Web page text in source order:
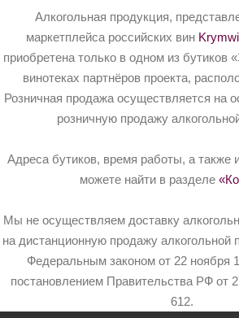
Алкогольная продукция,
маркетплейса российских вин
приобретена только в одном из бутиков
винотеках партнёров проекта,
Розничная продажа осуществляется на
розничную продажу
Адреса бутиков, время работы, а
можете найти в разделе
Мы не осуществляем доставку
на дистанционную продажу алкогольной
Федеральным законом от 22 ноября
постановлением Правительства РФ от
612.